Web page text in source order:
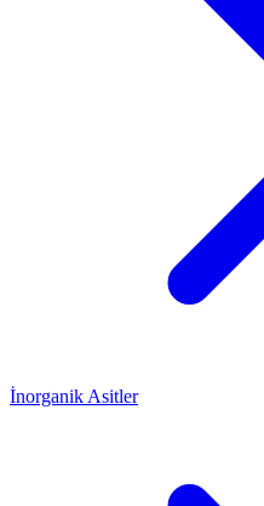
İnorganik Asitler